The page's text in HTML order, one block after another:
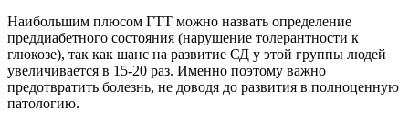
Наибольшим плюсом ГТТ можно назвать определение
преддиабетного состояния (нарушение толерантности к
глюкозе), так как шанс на развитие СД у этой группы людей
увеличивается в 15-20 раз. Именно поэтому важно
предотвратить болезнь, не доводя до развития в полноценную
патологию.